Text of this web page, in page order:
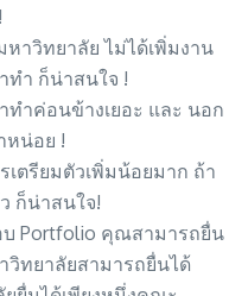
าวิทยาลัย ไม่ได้เพิ่มงาน
ทำ ก็น่าสนใจ !
ทำค่อนข้างเยอะ และ นอก
หน่อย !
ตรียมตัวเพิ่มน้อยมาก ถ้า
ก็น่าสนใจ!
บ Portfolio คุณสามารถยื่น
ทยาลัยสามารถยื่นได้